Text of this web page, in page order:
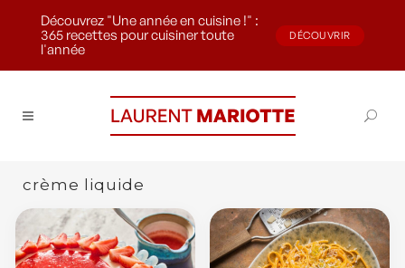
Découvrez "Une année en cuisine !" :
365 recettes pour cuisiner toute
l'année
DÉCOUVRIR
crème liquide